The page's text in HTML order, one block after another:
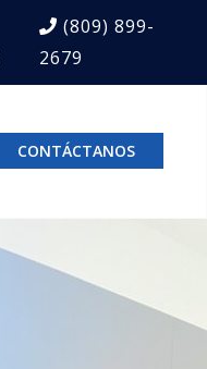
(809) 899-
2679
CONTÁCTANOS